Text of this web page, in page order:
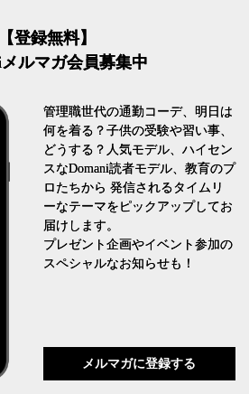
【登録無料】
ルマガ会員募集中
管理職世代の通勤コーデ、明日は
何を着る？子供の受験や習い事、
どうする？人気モデル、ハイセン
スなDomani読者モデル、教育のプ
ロたちから 発信されるタイムリ
ーなテーマをピックアップしてお
届けします。
プレゼント企画やイベント参加の
スペシャルなお知らせも！
メルマガに登録する